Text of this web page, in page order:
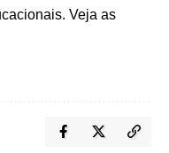
Veja as